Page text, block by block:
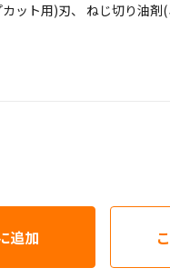
カット用)刃、 ねじ切り油
追加